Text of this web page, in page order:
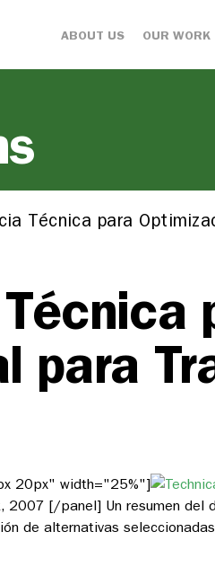
ABOUT US OUR WORK
Técnica para
para
20px" width="25%"]
2007 [/panel] Un resumen del
de alternativas